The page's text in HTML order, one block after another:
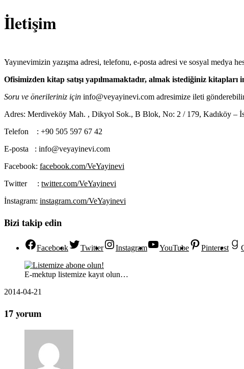
İletişim
Yayınevimizin yazışma adresi, telefonu, e-posta adresi ve sosyal medya
Ofisimizden kitap satışı yapılmamaktadır, almak istediğiniz
Soru ve önerileriniz için info@veyayinevi.com adresimize ileti
Adres: Merdiveköy Mah. , Dikyol Sok., B Blok, No: 2 / 179, Kadıköy –
Telefon : +90 505 597 67 42
E-posta : info@veyayinevi.com
Facebook: facebook.com/VeYayinevi
Twitter : twitter.com/VeYayinevi
İnstagram: instagram.com/VeYayinevi
Bizi takip edin
Facebook Twitter Instagram YouTube Pinterest
E-mektup listemize kayıt olun…
2014-04-21
17 yorum